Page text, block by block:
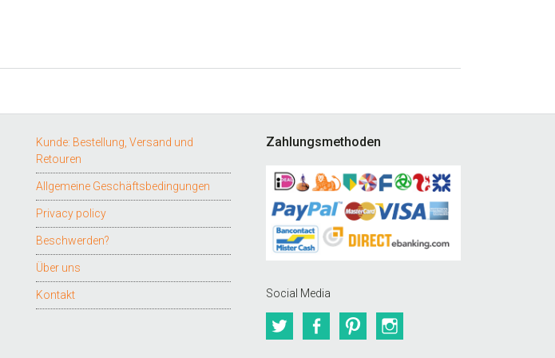
Kunde: Bestellung, Versand und
Retouren
Allgemeine Geschäftsbedingungen
Privacy policy
Beschwerden?
Über uns
Kontakt
Zahlungsmethoden
Social Media
TwitterFacebookPinterest